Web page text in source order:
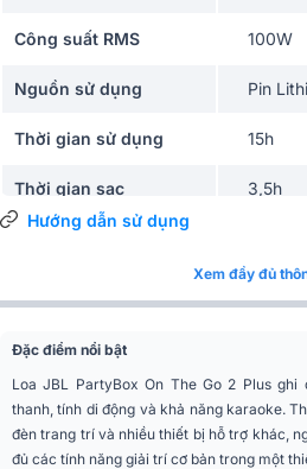
Công suất RMS 100W
Nguồn sử dụng Pin
Thời gian sử dụng 15h
Thời gian sạc 3,5h
Công nghệ âm thanh
nút
Tần số đáp tuyến
Số đường tiếng 2
Ứng dụng mở rộng
Party
Hướng dẫn sử dụng
Xem đầy đủ
Đặc điểm nổi bật
Loa JBL PartyBox On The Go 2 Plus
thanh, tính di động và khả năng karaoke.
đèn trang trí và nhiều thiết bị hỗ trợ khác,
đủ các tính năng giải trí cơ bản trong một